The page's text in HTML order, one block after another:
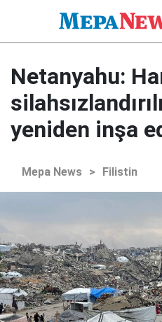
Netanyahu:
yeniden inşa
Mepa News > Filistin